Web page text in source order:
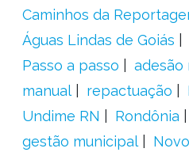
Caminhos da
Águas Lindas de Goiás
Passo a passo
adesão
manual
repactuação
Undime RN
Rondônia
gestão municipal